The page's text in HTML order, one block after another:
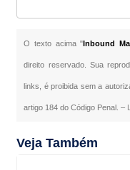
O texto acima "Inbound
direito reservado. Sua
links, é proibida sem a
artigo 184 do Código Penal. –
Veja Também